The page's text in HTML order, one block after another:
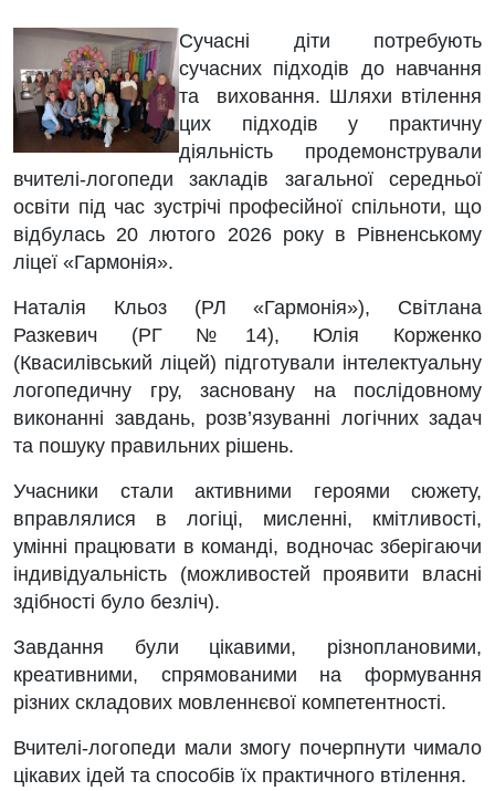
Сучасні діти потребують
сучасних підходів до навчання
та виховання. Шляхи втілення
цих підходів у практичну
діяльність продемонстрували
вчителі-логопеди закладів загальної середньої
освіти під час зустрічі професійної спільноти, що
відбулась 20 лютого 2026 року в Рівненському
ліцеї «Гармонія».
Наталія Кльоз (РЛ «Гармонія»), Світлана
Разкевич (РГ №14), Юлія Корженко
(Квасилівський ліцей) підготували інтелектуальну
логопедичну гру, засновану на послідовному
виконанні завдань, розв’язуванні логічних задач
та пошуку правильних рішень.
Учасники стали активними героями сюжету,
вправлялися в логіці, мисленні, кмітливості,
умінні працювати в команді, водночас зберігаючи
індивідуальність (можливостей проявити власні
здібності було безліч).
Завдання були цікавими, різноплановими,
креативними, спрямованими на формування
різних складових мовленнєвої компетентності.
Вчителі-логопеди мали змогу почерпнути чимало
цікавих ідей та способів їх практичного втілення.